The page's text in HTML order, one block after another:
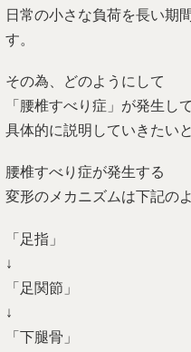
日常の小さな負荷を長い期
す。
その為、どのようにして
「腰椎すべり症」が発生し
具体的に説明していきたい
腰椎すべり症が発生する
変形のメカニズムは下記の
「足指」
↓
「足関節」
↓
「下腿骨」